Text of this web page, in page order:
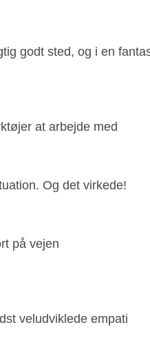
godt sted, og i en
at arbejde med
Og det virkede!
på vejen
veludviklede empati